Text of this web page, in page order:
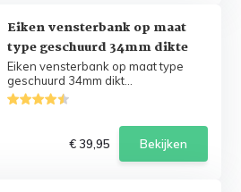
Eiken vensterbank op maat
type geschuurd 34mm dikte
Eiken vensterbank op maat type
geschuurd 34mm dikt...
€ 39,95
Bekijken